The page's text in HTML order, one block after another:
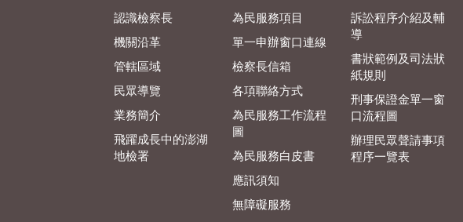
認識檢察長
機關沿革
管轄區域
民眾導覽
業務簡介
飛躍成長中的澎湖
地檢署
為民服務項目
單一申辦窗口連線
檢察長信箱
各項聯絡方式
為民服務工作流程
圖
為民服務白皮書
應訊須知
無障礙服務
訴訟程序介紹及輔
導
書狀範例及司法狀
紙規則
刑事保證金單一窗
口流程圖
辦理民眾聲請事項
程序一覽表